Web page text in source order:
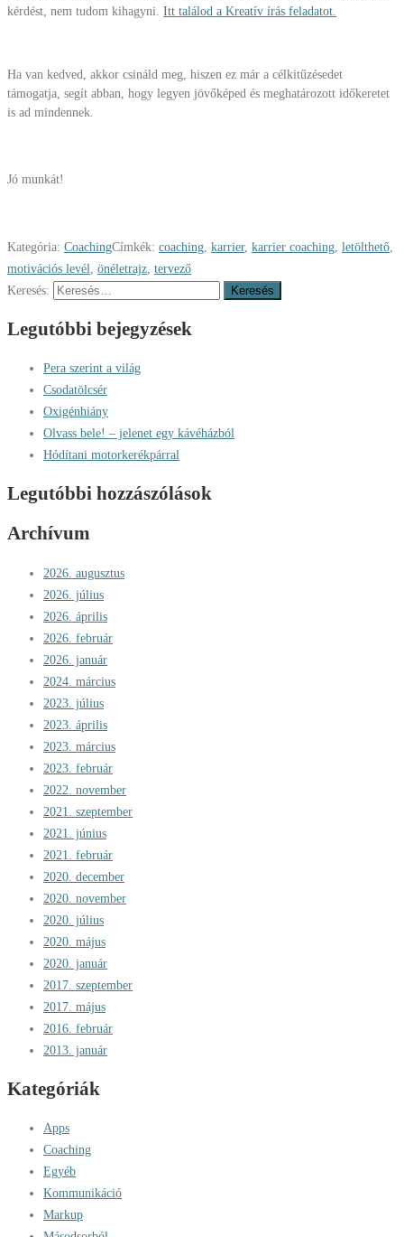
kérdést, nem tudom kihagyni. Itt találod a Kreatív írás feladatot.
Ha van kedved, akkor csináld meg, hiszen ez már a célkitűzésedet
támogatja, segít abban, hogy legyen jövőképed és meghatározott időkeretet
is ad mindennek.
Jó munkát!
Kategória: CoachingCímkék: coaching, karrier, karrier coaching, letölthető,
motivációs levél, önéletrajz, tervező
Keresés:
Legutóbbi bejegyzések
Pera szerint a világ
Csodatölcsér
Oxigénhiány
Olvass bele! – jelenet egy kávéházból
Hódítani motorkerékpárral
Legutóbbi hozzászólások
Archívum
2026. augusztus
2026. július
2026. április
2026. február
2026. január
2024. március
2023. július
2023. április
2023. március
2023. február
2022. november
2021. szeptember
2021. június
2021. február
2020. december
2020. november
2020. július
2020. május
2020. január
2017. szeptember
2017. május
2016. február
2013. január
Kategóriák
Apps
Coaching
Egyéb
Kommunikáció
Markup